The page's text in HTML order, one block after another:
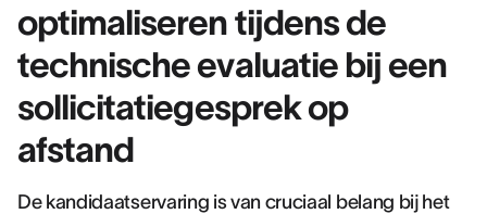
optimaliseren tijdens de
technische evaluatie bij een
sollicitatiegesprek op
afstand
De kandidaatservaring is van cruciaal belang bij het